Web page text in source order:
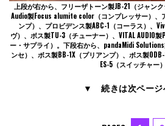
上段が右から、フリーザトーン製JB-21（ジャン
Audio製Focus alumite color（コンプレッサー）、
ンプ）、プロビデンス製ABC-1（コーラス）、
ヴ）、ボス製TU-3（チューナー）、VITAL AUDIO製
ー・サプライ）。下段右から、pandaMidi
ンセ）、ボス製BB-1X（プリアンプ）、ボス製
ES-5（スイッチャー）
▼ 続きは次ペー